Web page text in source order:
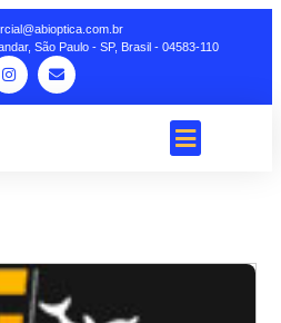
São Paulo - SP, Brasil - 04583-110